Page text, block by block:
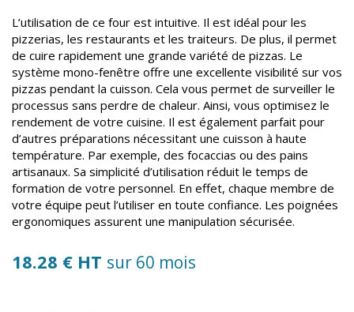
L’utilisation de ce four est intuitive. Il est idéal pour les
pizzerias, les restaurants et les traiteurs. De plus, il permet
de cuire rapidement une grande variété de pizzas. Le
système mono-fenêtre offre une excellente visibilité sur vos
pizzas pendant la cuisson. Cela vous permet de surveiller le
processus sans perdre de chaleur. Ainsi, vous optimisez le
rendement de votre cuisine. Il est également parfait pour
d’autres préparations nécessitant une cuisson à haute
température. Par exemple, des focaccias ou des pains
artisanaux. Sa simplicité d’utilisation réduit le temps de
formation de votre personnel. En effet, chaque membre de
votre équipe peut l’utiliser en toute confiance. Les poignées
ergonomiques assurent une manipulation sécurisée.
18.28 € HT sur 60 mois